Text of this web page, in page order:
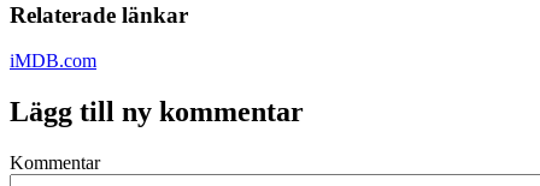
Relaterade länkar
iMDB.com
Lägg till ny kommentar
Kommentar